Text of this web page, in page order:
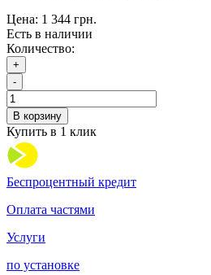
Цена: 1 344 грн.
Есть в наличии
Количество:
+
-
В корзину
Купить в 1 клик
Беспроцентный кредит
Оплата частями
Услуги
по установке